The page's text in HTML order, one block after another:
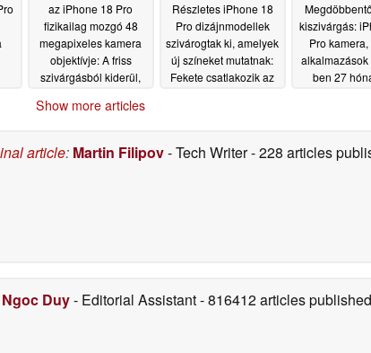
az iPhone 18 Pro
fizikailag mozgó 48
megapixeles kamera
objektívje: A friss
szivárgásból kiderül,
vagyont fizet a
Részletes iPhone 18
Pro dizájnmodellek
szivárogtak ki, amelyek
új színeket mutatnak:
Fekete csatlakozik az
kiszivárgás:
Pro kamera,
alkalmazások
ben 27
Show more articles
article: Martin Filipov- Tech Writer- 228 articles
Duy- Editorial Assistant- 816412 articles